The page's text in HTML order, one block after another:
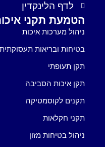
לדף הלינקדין
הטמעת תקני
ניהול מערכות איכות
בטיחות ובריאות תעסוקתית
תקן תעופתי
תקן איכות הסביבה
תקנים לקוסמטיקה
תקני חקלאות
ניהול בטיחות מזון